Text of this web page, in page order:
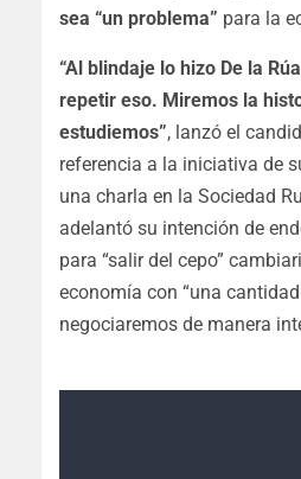
sea “un problema” para la
“Al blindaje lo hizo De la
repetir eso. Miremos la
estudiemos”, lanzó el
referencia a la iniciativa de
una charla en la Sociedad
adelantó su intención de
para “salir del cepo”
economía con “una
negociaremos de manera